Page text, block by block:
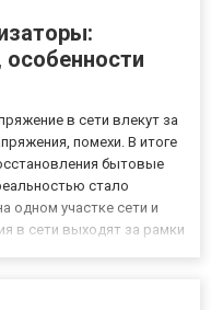
в сети влекут за
помехи. В итоге
бытовые
стало
одном участке сети и
в сети выходят за рамки